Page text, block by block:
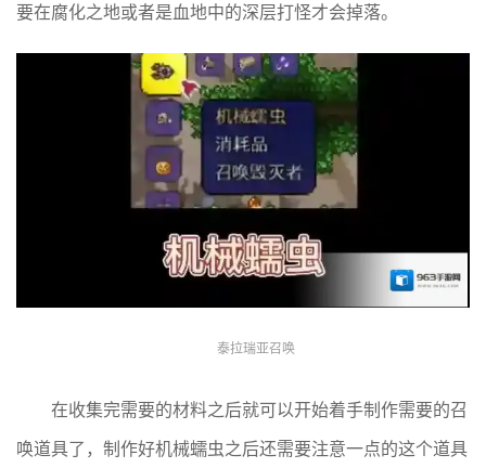
要在腐化之地或者是血地中的深层打怪才会掉落。
泰拉瑞亚召唤
在收集完需要的材料之后就可以开始着手制作需要的召
唤道具了，制作好机械蠕虫之后还需要注意一点的这个道具